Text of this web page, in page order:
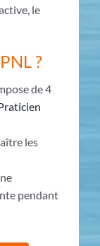
le
?
de 4
les
pendant